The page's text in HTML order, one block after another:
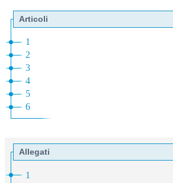
Articoli
1
2
3
4
5
6
Allegati
1